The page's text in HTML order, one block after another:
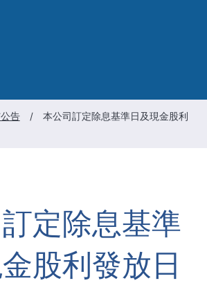
告 /
本公司訂定除息基準日及現金股利
定除息基準
股利發放日